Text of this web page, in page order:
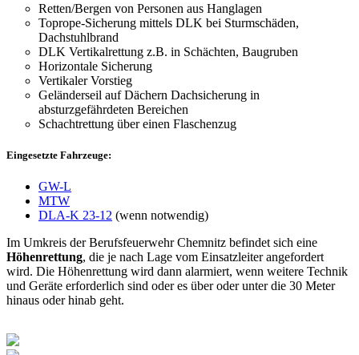
Retten/Bergen von Personen aus Hanglagen
Toprope-Sicherung mittels DLK bei Sturmschäden,
Dachstuhlbrand
DLK Vertikalrettung z.B. in Schächten, Baugruben
Horizontale Sicherung
Vertikaler Vorstieg
Geländerseil auf Dächern Dachsicherung in
absturzgefährdeten Bereichen
Schachtrettung über einen Flaschenzug
Eingesetzte Fahrzeuge:
GW-L
MTW
DLA-K 23-12 (wenn notwendig)
Im Umkreis der Berufsfeuerwehr Chemnitz befindet sich eine
Höhenrettung, die je nach Lage vom Einsatzleiter angefordert
wird. Die Höhenrettung wird dann alarmiert, wenn weitere Technik
und Geräte erforderlich sind oder es über oder unter die 30 Meter
hinaus oder hinab geht.